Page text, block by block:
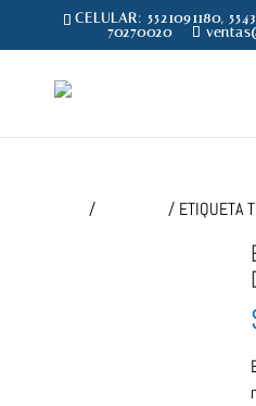
CELULAR: 5521091180,
70270020
/ / ETIQUETA